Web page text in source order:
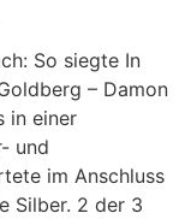
So siegte In
– Damon
in einer
und
im Anschluss
Silber. 2 der 3